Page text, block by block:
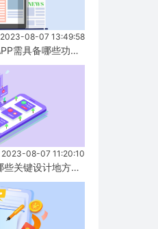
2023-08-07 13:49:58
开发新闻资讯类APP需具备哪些功能？...
2023-08-07 11:20:10
企业官网建设有哪些关键设计地方要注意？...